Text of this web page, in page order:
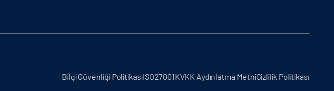
Bilgi Güvenliği PolitikasıISO27001KVKK Aydınlatma MetniGizlilik Politikası